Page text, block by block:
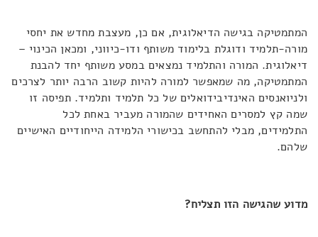
המתמטיקה בגישה הדיאלוגית, אם כן, מעצבת מחדש את יחסי
מורה-תלמיד ודוגלת בלימוד משותף ודו-כיווני, ומכאן הכינוי –
דיאלוגית. המורה והתלמיד נמצאים במסע משותף יחד להבנת
המתמטיקה, מה שמאפשר למורה להיות קשוב הרבה יותר לצרכים
ולניואנסים האינדיבידואלים של כל תלמיד ותלמיד. תפיסה זו
שמה קץ למסרים האחידים שהמורה מעביר באחת לכל
התלמידים, מבלי להתחשב בכישורי הלמידה הייחודיים האישיים
שלהם.
מדוע שהגישה הזו תצליח?